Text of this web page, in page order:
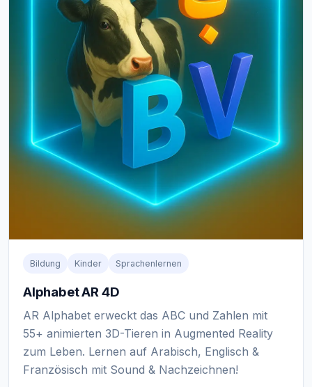
Bildung Kinder Sprachenlernen
Alphabet AR 4D
AR Alphabet erweckt das ABC und Zahlen mit
55+ animierten 3D-Tieren in Augmented Reality
zum Leben. Lernen auf Arabisch, Englisch &
Französisch mit Sound & Nachzeichnen!